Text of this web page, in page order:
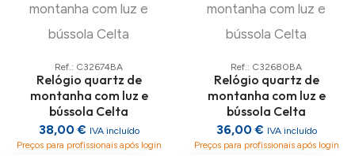
Ref.: C32674BA
Relógio quartz de
montanha com luz e
bússola Celta
38,00 € IVA incluído
Preços para profissionais após login
Ref.: C32680BA
Relógio quartz de
montanha com luz e
bússola Celta
36,00 € IVA incluído
Preços para profissionais após login